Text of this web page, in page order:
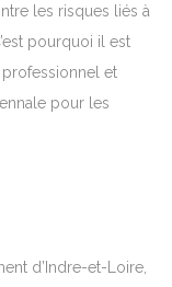
les risques liés à
pourquoi il est
et
pour les
d’Indre-et-Loire,